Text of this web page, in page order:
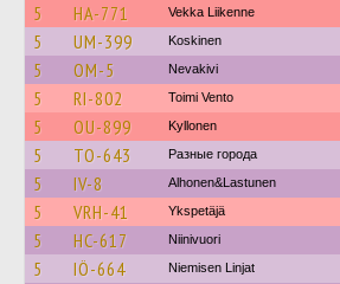
5 HA-771 Vekka Liikenne
5 UM-399 Koskinen
5 OM-5 Nevakivi
5 RI-802 Toimi Vento
5 OU-899 Kyllonen
5 TO-643 Разные города
5 IV-8 Alhonen&Lastunen
5 VRH-41 Ykspetäjä
5 HC-617 Niinivuori
5 IÖ-664 Niemisen Linjat